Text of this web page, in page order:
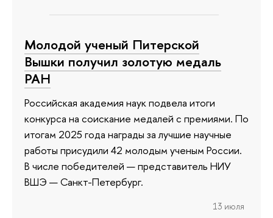
Молодой ученый Питерской
Вышки получил золотую медаль
РАН
Российская академия наук подвела итоги
конкурса на соискание медалей с премиями. По
итогам 2025 года награды за лучшие научные
работы присудили 42 молодым ученым России.
В числе победителей — представитель НИУ
ВШЭ — Санкт-Петербург.
13 июля